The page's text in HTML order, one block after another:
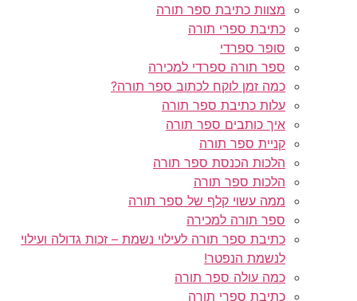
מצוות כתיבת ספר תורה
כתיבת ספרי תורה
סופר ספרדי
ספר תורה ספרדי למכירה
כמה זמן לוקח לכתוב ספר תורה?
עלות כתיבת ספר תורה
איך כותבים ספר תורה
קניית ספר תורה
הלכות הכנסת ספר תורה
הלכות ספר תורה
ממה עשוי קלף של ספר תורה
ספר תורה למכירה
כתיבת ספר תורה לעילוי נשמת – זכות גדולה ועילוי
לנשמת הנפטר!
כמה עולה ספר תורה
כתיבת ספרי תורה